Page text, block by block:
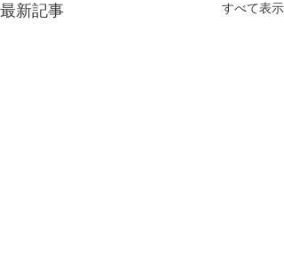
最新記事 すべて表示